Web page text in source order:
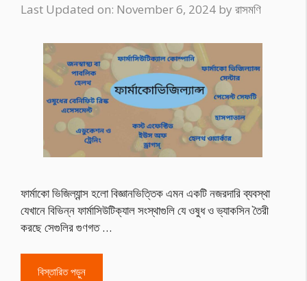
Last Updated on: November 6, 2024 by রাসমণি
ফার্মাকো ভিজিল্যান্স হলো বিজ্ঞানভিত্তিক এমন একটি নজরদারি ব্যবস্থা
যেখানে বিভিন্ন ফার্মাসিউটিক্যাল সংস্থাগুলি যে ওষুধ ও ভ্যাকসিন তৈরী
করছে সেগুলির গুণগত …
বিস্তারিত পড়ুন